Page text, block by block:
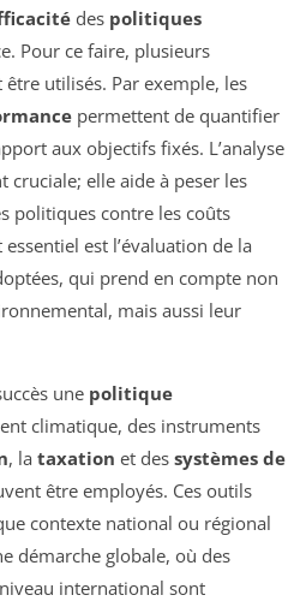
des politiques
Pour ce faire, plusieurs
utilisés. Par exemple, les
permettent de quantifier
aux objectifs fixés. L’analyse
cruciale; elle aide à peser les
politiques contre les coûts
est l’évaluation de la
qui prend en compte non
mais aussi leur
une politique
climatique, des instruments
, la taxation et des systèmes de
être employés. Ces outils
contexte national ou régional
démarche globale, où des
international sont